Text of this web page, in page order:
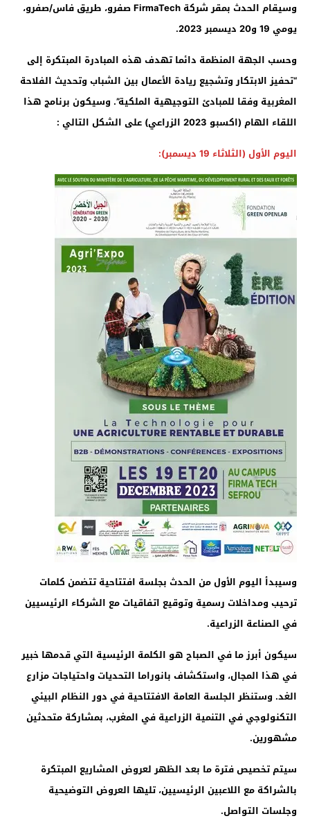
وسيقام الحدث بمقر شركة FirmaTechصفرو، طريق فاس/صفرو،
يومي 19 و20 ديسمبر 2023.
وحسب الجهة المنظمة دائما تهدف هذه المبادرة المبتكرة إلى
“تحفيز الابتكار وتشجيع ريادة الأعمال بين الشباب وتحديث الفلاحة
المغربية وفقا للمبادئ التوجيهية الملكية”. وسيكون برنامج هذا
اللقاء الهام (اكسبو 2023 الزراعي) على الشكل التالي :
اليوم الأول (الثلاثاء 19 ديسمبر):
وسيبدأ اليوم الأول من الحدث بجلسة افتتاحية تتضمن كلمات
ترحيب ومداخلات رسمية وتوقيع اتفاقيات مع الشركاء الرئيسيين
في الصناعة الزراعية.
سيكون أبرز ما في الصباح هو الكلمة الرئيسية التي قدمها خبير
في هذا المجال، واستكشاف بانوراما التحديات واحتياجات مزارع
الغد. وستنظر الجلسة العامة الافتتاحية في دور النظام البيئي
التكنولوجي في التنمية الزراعية في المغرب، بمشاركة متحدثين
مشهورين.
سيتم تخصيص فترة ما بعد الظهر لعروض المشاريع المبتكرة
بالشراكة مع اللاعبين الرئيسيين، تليها العروض التوضيحية
وجلسات التواصل.